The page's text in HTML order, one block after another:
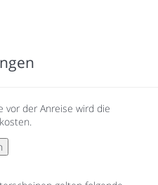
vor der Anreise wird die